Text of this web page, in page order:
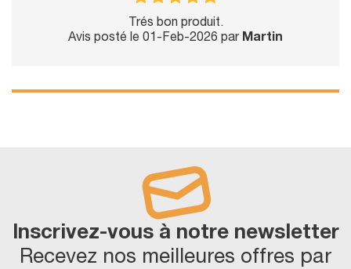
Trés bon produit.
Avis posté le 01-Feb-2026 par Martin
Inscrivez-vous à notre newsletter
Recevez nos meilleures offres par